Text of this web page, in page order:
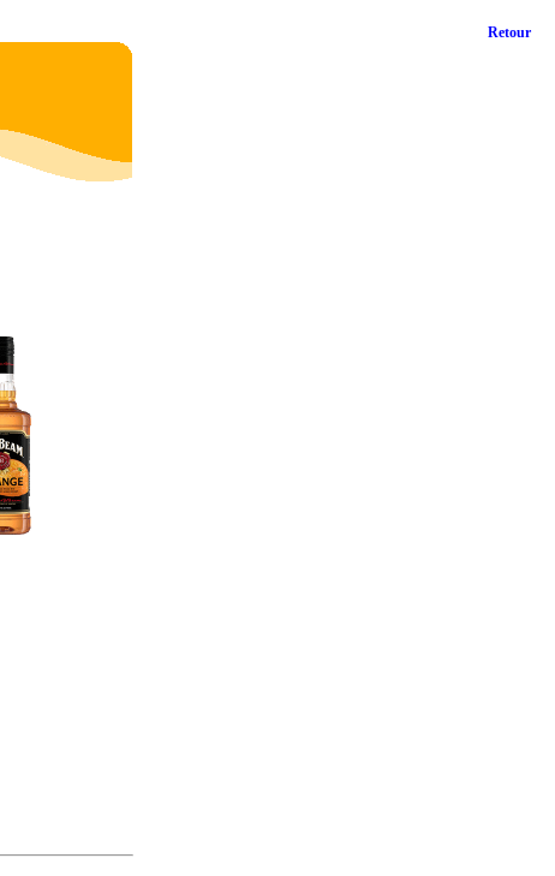
Retour